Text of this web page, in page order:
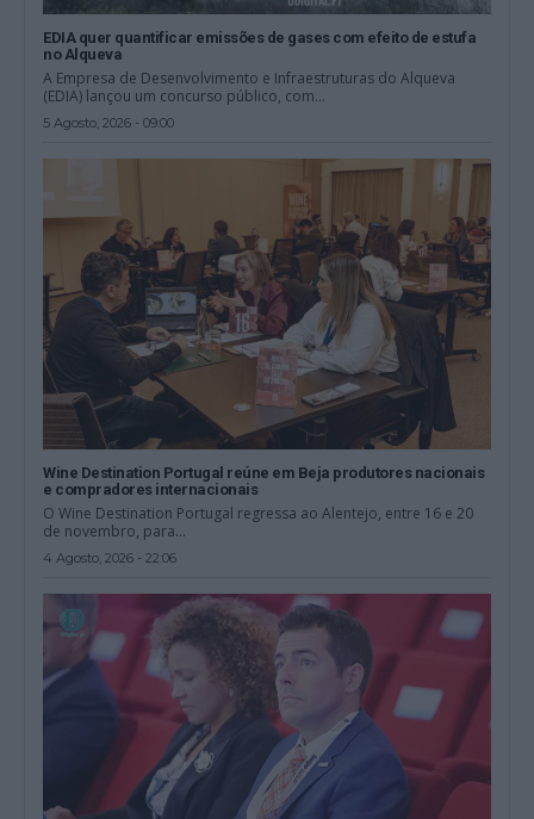
EDIA quer quantificar emissões de gases com efeito de estufa
no Alqueva
A Empresa de Desenvolvimento e Infraestruturas do Alqueva
(EDIA) lançou um concurso público, com...
5 Agosto, 2026 - 09:00
Wine Destination Portugal reúne em Beja produtores nacionais
e compradores internacionais
O Wine Destination Portugal regressa ao Alentejo, entre 16 e 20
de novembro, para...
4 Agosto, 2026 - 22:06